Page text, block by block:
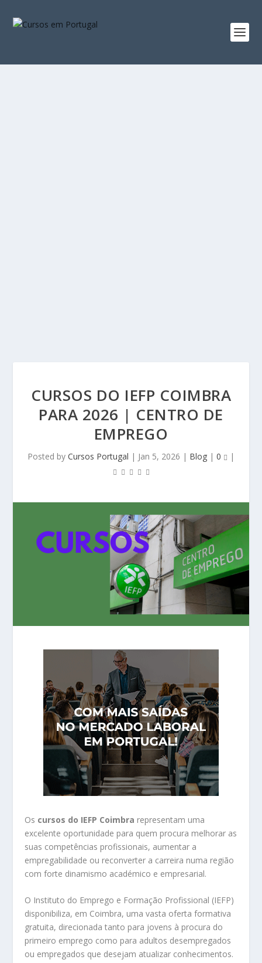
CURSOS DO IEFP COIMBRA
PARA 2026 | CENTRO DE
EMPREGO
Posted by Cursos Portugal | Jan 5, 2026 | Blog | 0 |
Os cursos do IEFP Coimbra representam uma
excelente oportunidade para quem procura melhorar as
suas competências profissionais, aumentar a
empregabilidade ou reconverter a carreira numa região
com forte dinamismo académico e empresarial.
O Instituto do Emprego e Formação Profissional (IEFP)
disponibiliza, em Coimbra, uma vasta oferta formativa
gratuita, direcionada tanto para jovens à procura do
primeiro emprego como para adultos desempregados
ou empregados que desejam atualizar conhecimentos.